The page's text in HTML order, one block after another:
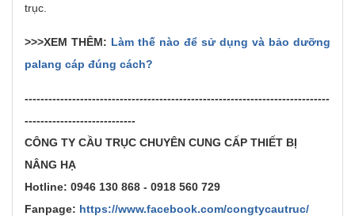
trục.
>>>XEM THÊM: Làm thế nào để sử dụng và bảo dưỡng
palang cáp đúng cách?
-----------------------------------------------------------------------------
----------------------------
CÔNG TY CẦU TRỤC CHUYÊN CUNG CẤP THIẾT BỊ
NÂNG HẠ
Hotline: 0946 130 868 - 0918 560 729
Fanpage: https://www.facebook.com/congtycautruc/